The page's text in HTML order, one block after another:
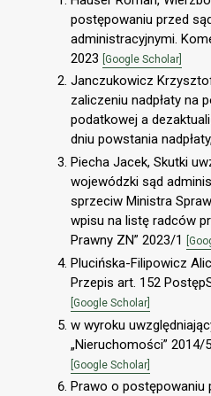
postępowaniu przed
administracyjnymi.
2023 [Google Scholar]
Janczukowicz
zaliczeniu nadpłaty na
podatkowej a
dniu powstania
Piecha Jacek, Skutki
wojewódzki sąd
sprzeciw Ministra
wpisu na listę radców
Prawny ZN” 2023/1
Plucińska-Filipowicz
Przepis art. 152
[Google Scholar]
w wyroku
„Nieruchomości” 2014/
[Google Scholar]
Prawo o postępowaniu